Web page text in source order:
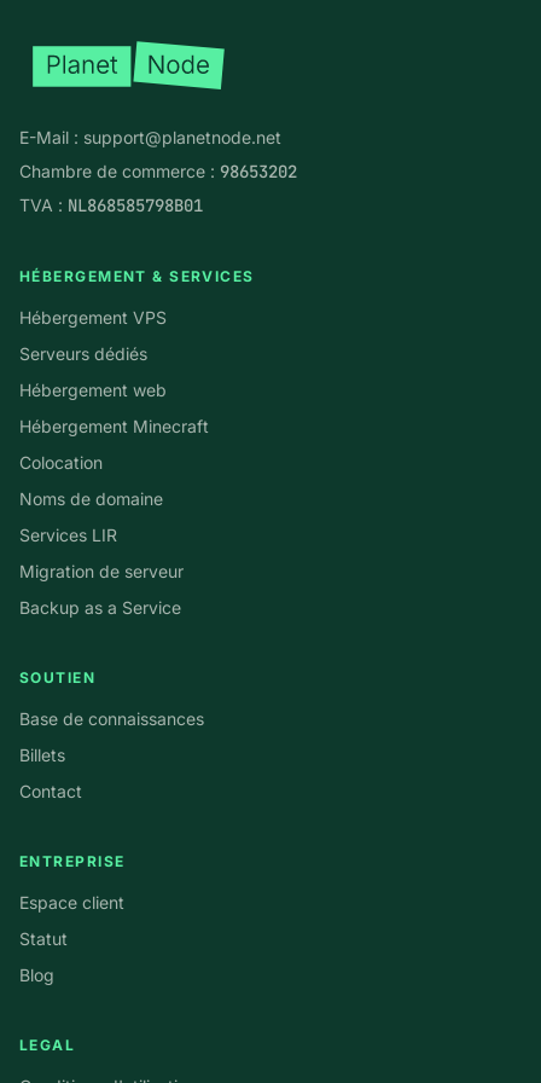
E-Mail : support@planetnode.net
Chambre de commerce : 98653202
TVA : NL868585798B01
HÉBERGEMENT & SERVICES
Hébergement VPS
Serveurs dédiés
Hébergement web
Hébergement Minecraft
Colocation
Noms de domaine
Services LIR
Migration de serveur
Backup as a Service
SOUTIEN
Base de connaissances
Billets
Contact
ENTREPRISE
Espace client
Statut
Blog
LEGAL